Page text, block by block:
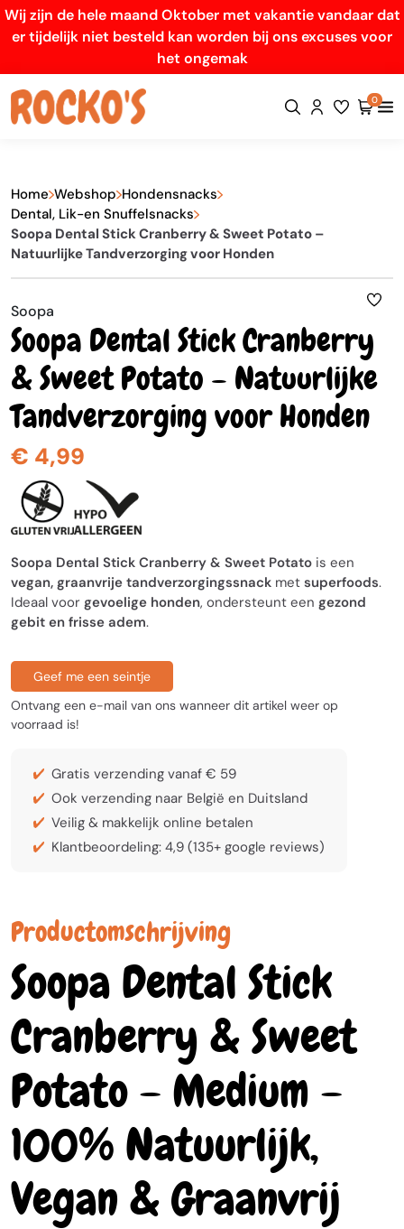
Wij zijn de hele maand Oktober met vakantie vandaar dat
er tijdelijk niet besteld kan worden bij ons excuses voor
het ongemak
0
Home Webshop Hondensnacks
Dental, Lik-en Snuffelsnacks
Soopa Dental Stick Cranberry & Sweet Potato –
Natuurlijke Tandverzorging voor Honden
Soopa
Soopa Dental Stick Cranberry
& Sweet Potato – Natuurlijke
Tandverzorging voor Honden
€ 4,99
Soopa Dental Stick Cranberry & Sweet Potato is een
vegan, graanvrije tandverzorgingssnack met superfoods.
Ideaal voor gevoelige honden, ondersteunt een gezond
gebit en frisse adem.
Geef me een seintje
Ontvang een e-mail van ons wanneer dit artikel weer op
voorraad is!
Gratis verzending vanaf € 59
Ook verzending naar België en Duitsland
Veilig & makkelijk online betalen
Klantbeoordeling: 4,9 (135+ google reviews)
Productomschrijving
Soopa Dental Stick
Cranberry & Sweet
Potato – Medium –
100% Natuurlijk,
Vegan & Graanvrij